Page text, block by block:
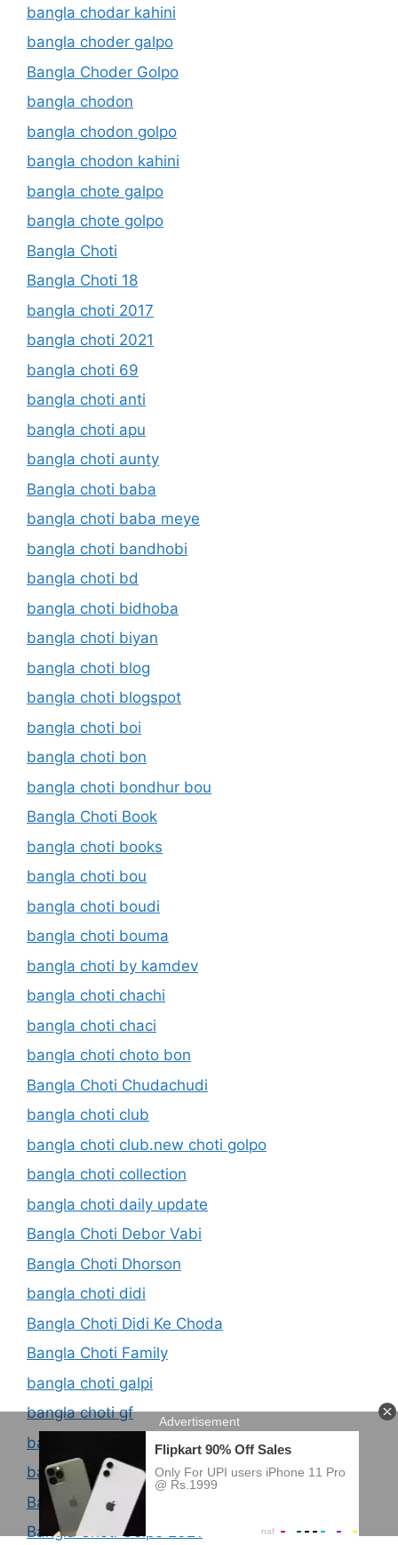
bangla chodar kahini
bangla choder galpo
Bangla Choder Golpo
bangla chodon
bangla chodon golpo
bangla chodon kahini
bangla chote galpo
bangla chote golpo
Bangla Choti
Bangla Choti 18
bangla choti 2017
bangla choti 2021
bangla choti 69
bangla choti anti
bangla choti apu
bangla choti aunty
Bangla choti baba
bangla choti baba meye
bangla choti bandhobi
bangla choti bd
bangla choti bidhoba
bangla choti biyan
bangla choti blog
bangla choti blogspot
bangla choti boi
bangla choti bon
bangla choti bondhur bou
Bangla Choti Book
bangla choti books
bangla choti bou
bangla choti boudi
bangla choti bouma
bangla choti by kamdev
bangla choti chachi
bangla choti chaci
bangla choti choto bon
Bangla Choti Chudachudi
bangla choti club
bangla choti club.new choti golpo
bangla choti collection
bangla choti daily update
Bangla Choti Debor Vabi
Bangla Choti Dhorson
bangla choti didi
Bangla Choti Didi Ke Choda
Bangla Choti Family
bangla choti galpi
bangla choti gf
bangla choti gf bf
bangla choti golpl
Bangla Choti Golpo
Bangla Choti Golpo 2021